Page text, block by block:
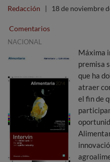
Redacción | 18 de noviembre
Comentarios
NACIONAL
Máxima
premisa
que ha
atraer
el fin de